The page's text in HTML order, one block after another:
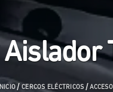
Aislador
INICIO/CERCOS ELÉCTRICOS /